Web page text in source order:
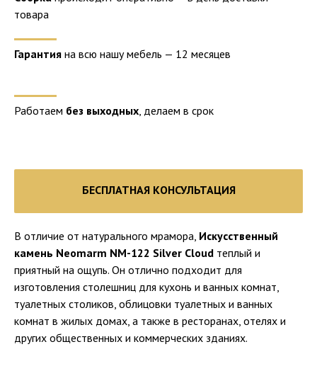
товара
Гарантия на всю нашу мебель — 12 месяцев
Работаем без выходных, делаем в срок
БЕСПЛАТНАЯ КОНСУЛЬТАЦИЯ
В отличие от натурального мрамора, Искусственный
камень Neomarm NM-122 Silver Cloud теплый и
приятный на ощупь. Он отлично подходит для
изготовления столешниц для кухонь и ванных комнат,
туалетных столиков, облицовки туалетных и ванных
комнат в жилых домах, а также в ресторанах, отелях и
других общественных и коммерческих зданиях.